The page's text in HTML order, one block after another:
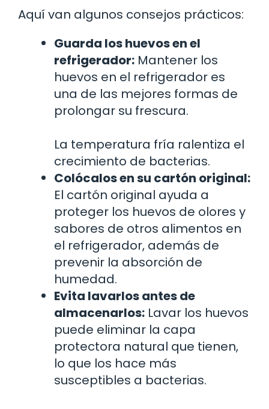
Aquí van algunos consejos prácticos:
Guarda los huevos en el
refrigerador: Mantener los
huevos en el refrigerador es
una de las mejores formas de
prolongar su frescura.
La temperatura fría ralentiza el
crecimiento de bacterias.
Colócalos en su cartón original:
El cartón original ayuda a
proteger los huevos de olores y
sabores de otros alimentos en
el refrigerador, además de
prevenir la absorción de
humedad.
Evita lavarlos antes de
almacenarlos: Lavar los huevos
puede eliminar la capa
protectora natural que tienen,
lo que los hace más
susceptibles a bacterias.